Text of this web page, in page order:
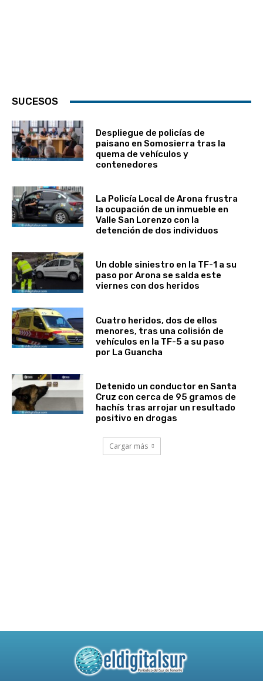
SUCESOS
Despliegue de policías de
paisano en Somosierra tras la
quema de vehículos y
contenedores
La Policía Local de Arona frustra
la ocupación de un inmueble en
Valle San Lorenzo con la
detención de dos individuos
Un doble siniestro en la TF-1 a su
paso por Arona se salda este
viernes con dos heridos
Cuatro heridos, dos de ellos
menores, tras una colisión de
vehículos en la TF-5 a su paso
por La Guancha
Detenido un conductor en Santa
Cruz con cerca de 95 gramos de
hachís tras arrojar un resultado
positivo en drogas
Cargar más